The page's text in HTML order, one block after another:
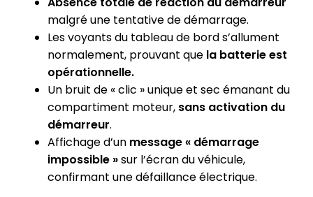
malgré une tentative de démarrage.
Les voyants du tableau de bord s’allument
normalement, prouvant que la batterie est
opérationnelle.
Un bruit de « clic » unique et sec émanant du
compartiment moteur, sans activation du
démarreur.
Affichage d’un message « démarrage
impossible »sur l’écran du véhicule,
confirmant une défaillance électrique.